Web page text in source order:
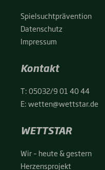
Spiel­sucht­prä­ven­ti­on
Daten­schutz
Impres­sum
Kontakt
T:05032/9 01 40 44
E:wetten@wettstar.de
WETTSTAR
Wir – heu­te & ges­tern
Her­zens­pro­jekt